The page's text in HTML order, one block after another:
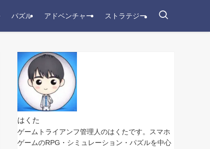
パズル アドベンチャー ストラテジー
はくた
ゲームトライアンフ管理人のはくたです。スマホ
ゲームのRPG・シミュレーション・パズルを中心